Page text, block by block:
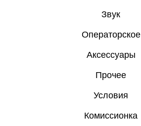
Звук
Операторское
Аксессуары
Прочее
Условия
Комиссионка